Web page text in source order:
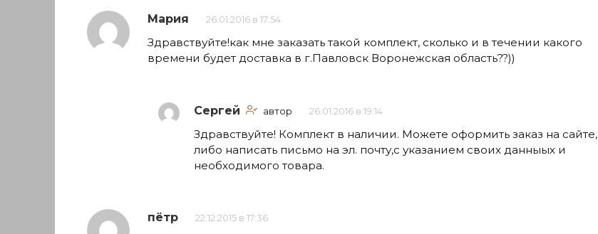
Мария 26.01.2016 в 17:54
Здравствуйте!как мне заказать такой комплект, сколько и в течении какого
времени будет доставка в г.Павловск Воронежская область??))
Сергей автор 26.01.2016 в 19:14
Здравствуйте! Комплект в наличии. Можете оформить заказ на сайте,
либо написать письмо на эл. почту,с указанием своих данныых и
необходимого товара.
пётр 22.12.2015 в 17:36